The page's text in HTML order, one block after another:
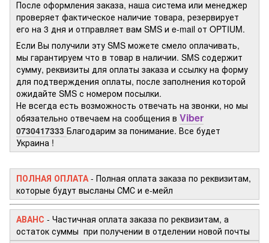
После оформления заказа, наша система или менеджер
проверяет фактическое наличие товара, резервирует
его на 3 дня и отправляет вам SMS и e-mail от OPTIUM.
Если Вы получили эту SMS можете смело оплачивать,
мы гарантируем что в товар в наличии. SMS содержит
сумму, реквизиты для оплаты заказа и ссылку на форму
для подтверждения оплаты, после заполнения которой
ожидайте SMS с номером посылки.
Не всегда есть возможность отвечать на звонки, но мы
обязательно отвечаем на сообщения в Viber
0730417333 Благодарим за понимание. Все будет
Украина !
ПОЛНАЯ ОПЛАТА - Полная оплата заказа по реквизитам,
которые будут высланы СМС и е-мейл
АВАНС - Частичная оплата заказа по реквизитам, а
остаток суммы при получении в отделении новой почты